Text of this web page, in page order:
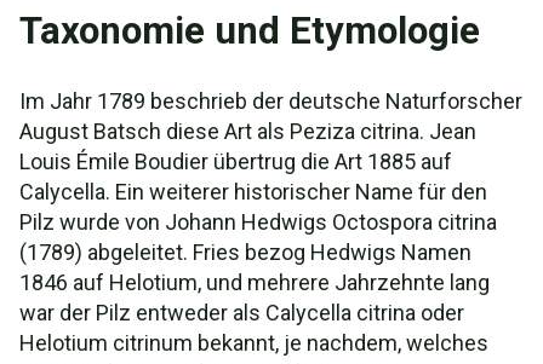
Taxonomie und Etymologie
Im Jahr 1789 beschrieb der deutsche Naturforscher
August Batsch diese Art als Peziza citrina. Jean
Louis Émile Boudier übertrug die Art 1885 auf
Calycella. Ein weiterer historischer Name für den
Pilz wurde von Johann Hedwigs Octospora citrina
(1789) abgeleitet. Fries bezog Hedwigs Namen
1846 auf Helotium, und mehrere Jahrzehnte lang
war der Pilz entweder als Calycella citrina oder
Helotium citrinum bekannt, je nachdem, welches